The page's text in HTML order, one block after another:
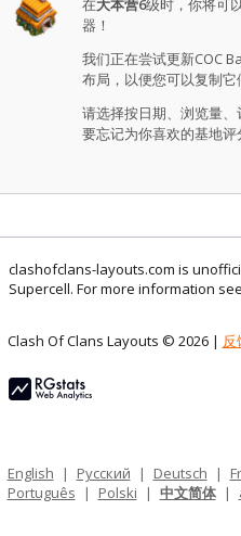
在大本营6级时，你将可
器！
我们正在尝试更新COC
布局，以便您可以复制它
请选择按日期、浏览量
要忘记为你喜欢的基地评
clashofclans-layouts.com is
Supercell. For more information see
Clash Of Clans Layouts © 2026 | 反
English | Русский | Deutsch |
Português
| Polski | 中文简体 |